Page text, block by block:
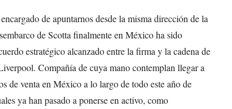
de apuntarnos desde la misma dirección de la
de Scotta finalmente en México ha sido
estratégico alcanzado entre la firma y la cadena de
Compañía de cuya mano contemplan llegar a
de venta en México a lo largo de todo este año de
ya han pasado a ponerse en activo, como